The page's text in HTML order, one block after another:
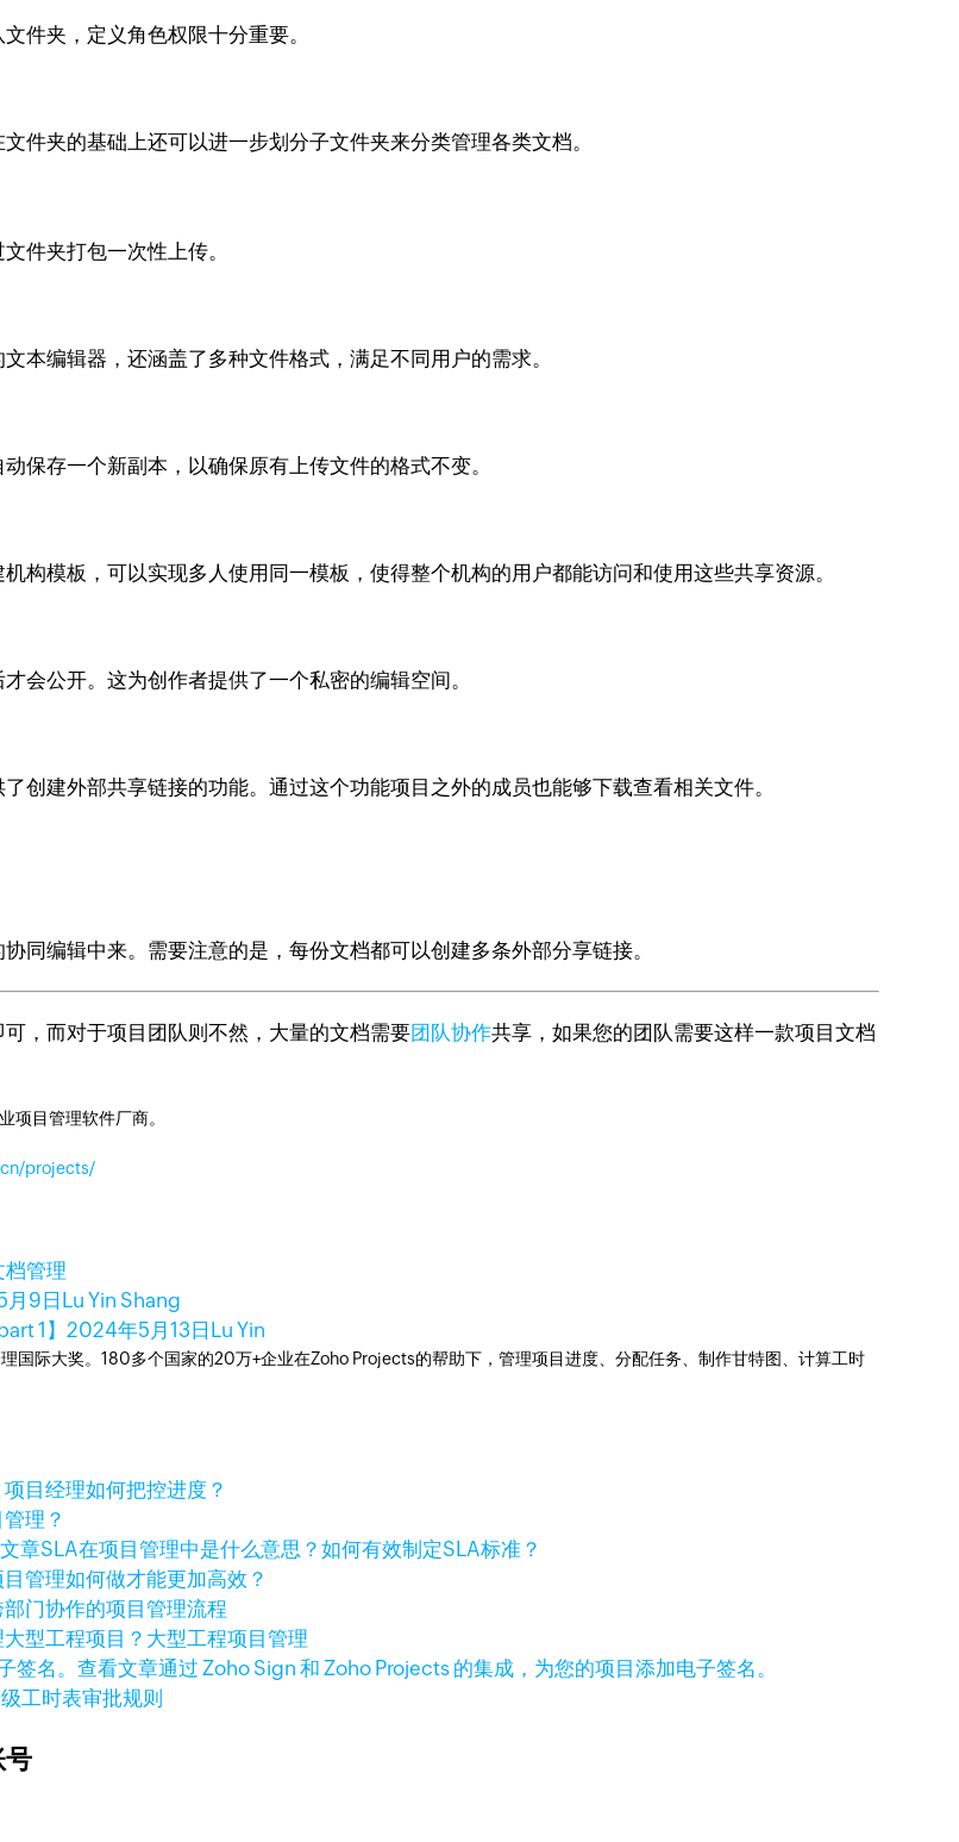
件夹，定义角色权限十分重要。
件夹的基础上还可以进一步划分子文件夹来分类管理各类文档。
件夹打包一次性上传。
本编辑器，还涵盖了多种文件格式，满足不同用户的需求。
保存一个新副本，以确保原有上传文件的格式不变。
构模板，可以实现多人使用同一模板，使得整个机构的用户都能访问和使用这些共享资源。
会公开。这为创作者提供了一个私密的编辑空间。
创建外部共享链接的功能。通过这个功能项目之外的成员也能够下载查看相关文件。
同编辑中来。需要注意的是，每份文档都可以创建多条外部分享链接。
，而对于项目团队则不然，大量的文档需要团队协作共享，如果您的团队需要这样一款项目文档
项目管理软件厂商。
projects/
档管理
9日 Lu Yin Shang
1】2024年5月13日 Lu Yin
国际大奖。180多个国家的20万+企业在Zoho Projects的帮助下，管理项目进度、分配任务、制作甘特图、计算工时
目经理如何把控进度？
理？
章SLA在项目管理中是什么意思？如何有效制定SLA标准？
管理如何做才能更加高效？
门协作的项目管理流程
型工程项目？大型工程项目管理
查看文章通过 Zoho Sign 和 Zoho Projects 的集成，为您的项目添加电子签名。
工时表审批规则
号